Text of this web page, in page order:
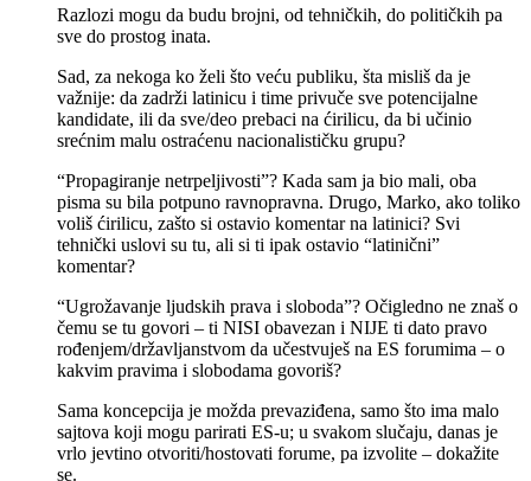
Razlozi mogu da budu brojni, od tehničkih, do političkih pa
sve do prostog inata.
Sad, za nekoga ko želi što veću publiku, šta misliš da je
važnije: da zadrži latinicu i time privuče sve potencijalne
kandidate, ili da sve/deo prebaci na ćirilicu, da bi učinio
srećnim malu ostraćenu nacionalističku grupu?
“Propagiranje netrpeljivosti”? Kada sam ja bio mali, oba
pisma su bila potpuno ravnopravna. Drugo, Marko, ako toliko
voliš ćirilicu, zašto si ostavio komentar na latinici? Svi
tehnički uslovi su tu, ali si ti ipak ostavio “latinični”
komentar?
“Ugrožavanje ljudskih prava i sloboda”? Očigledno ne znaš o
čemu se tu govori – ti NISI obavezan i NIJE ti dato pravo
rođenjem/državljanstvom da učestvuješ na ES forumima – o
kakvim pravima i slobodama govoriš?
Sama koncepcija je možda prevaziđena, samo što ima malo
sajtova koji mogu parirati ES-u; u svakom slučaju, danas je
vrlo jevtino otvoriti/hostovati forume, pa izvolite – dokažite
se.